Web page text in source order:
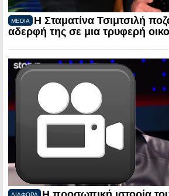
MEDIA
Η Σταματίνα Τσιμτσιλή
αδερφή της σε μια τρυφερή
ΔΙΑΦΟΡΑ